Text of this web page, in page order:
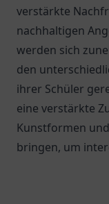
verstärkte
nachhaltigen
werden sich
den
ihrer Schüler
eine verstärkte
Kunstformen
bringen, um